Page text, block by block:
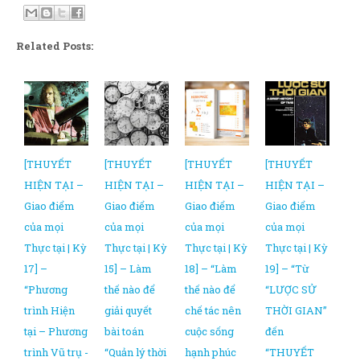
Related Posts:
[THUYẾT
HIỆN TẠI –
Giao điểm
của mọi
Thực tại | Kỳ
17] –
“Phương
trình Hiện
tại – Phương
trình Vũ trụ -
[THUYẾT
HIỆN TẠI –
Giao điểm
của mọi
Thực tại | Kỳ
15] – Làm
thế nào để
giải quyết
bài toán
“Quản lý thời
[THUYẾT
HIỆN TẠI –
Giao điểm
của mọi
Thực tại | Kỳ
18] – “Làm
thế nào để
chế tác nên
cuộc sống
hạnh phúc
[THUYẾT
HIỆN TẠI –
Giao điểm
của mọi
Thực tại | Kỳ
19] – “Từ
“LƯỢC SỬ
THỜI GIAN”
đến
“THUYẾT